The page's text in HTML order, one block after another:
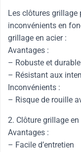
Les clôtures
inconvénients en
grillage en acier :
Avantages :
– Robuste et durable
– Résistant aux
Inconvénients :
– Risque de rouille
2. Clôture grillage en
Avantages :
– Facile d’entretien